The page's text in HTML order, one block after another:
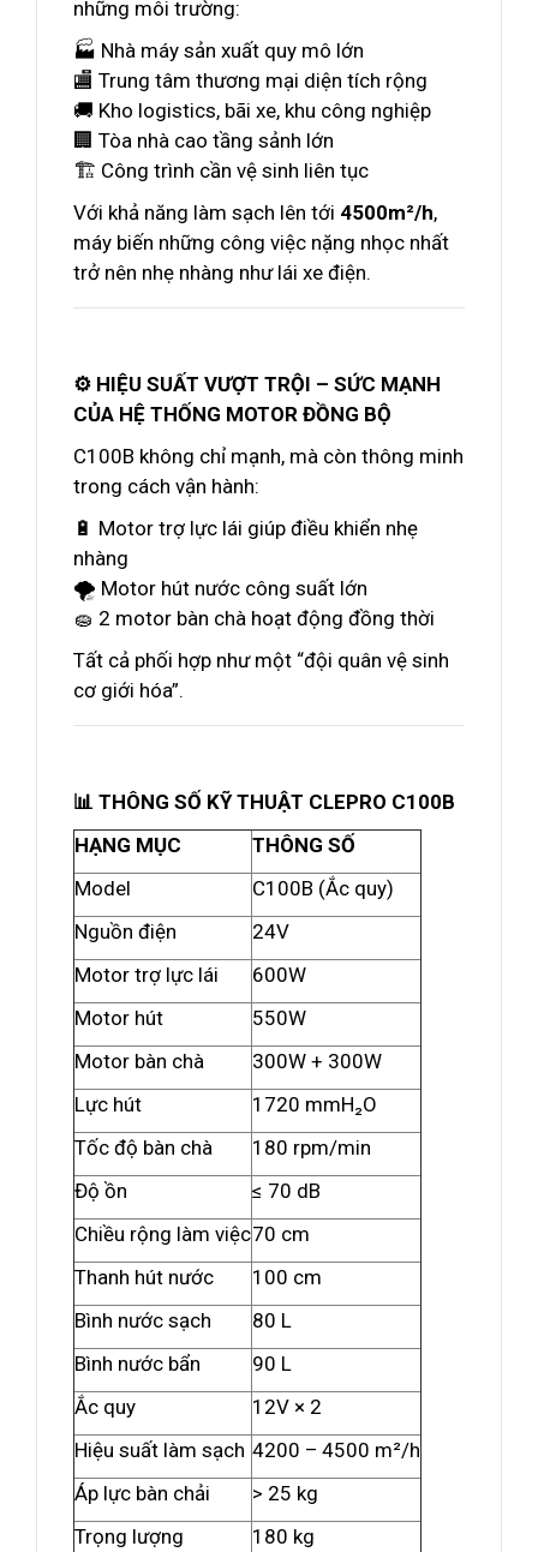
những môi trường:
🏭 Nhà máy sản xuất quy mô lớn
🏬 Trung tâm thương mại diện tích rộng
🚚 Kho logistics, bãi xe, khu công nghiệp
🏢 Tòa nhà cao tầng sảnh lớn
🏗️ Công trình cần vệ sinh liên tục
Với khả năng làm sạch lên tới 4500m²/h,
máy biến những công việc nặng nhọc nhất
trở nên nhẹ nhàng như lái xe điện.
⚙️ HIỆU SUẤT VƯỢT TRỘI – SỨC MẠNH
CỦA HỆ THỐNG MOTOR ĐỒNG BỘ
C100B không chỉ mạnh, mà còn thông minh
trong cách vận hành:
🔋 Motor trợ lực lái giúp điều khiển nhẹ
nhàng
🌪️ Motor hút nước công suất lớn
🧽 2 motor bàn chà hoạt động đồng thời
Tất cả phối hợp như một “đội quân vệ sinh
cơ giới hóa”.
📊 THÔNG SỐ KỸ THUẬT CLEPRO C100B
HẠNG MỤC
THÔNG SỐ
Model
C100B (Ắc quy)
Nguồn điện
24V
Motor trợ lực lái
600W
Motor hút
550W
Motor bàn chà
300W + 300W
Lực hút
1720 mmH₂O
Tốc độ bàn chà
180 rpm/min
Độ ồn
≤ 70 dB
Chiều rộng làm việc70 cm
Thanh hút nước
100 cm
Bình nước sạch
80 L
Bình nước bẩn
90 L
Ắc quy
12V × 2
Hiệu suất làm sạch 4200 – 4500 m²/h
Áp lực bàn chải
> 25 kg
Trọng lượng
180 kg